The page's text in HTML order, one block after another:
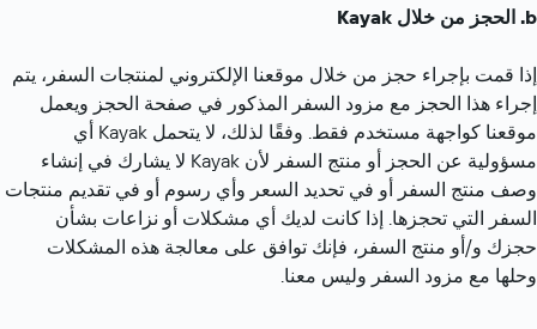
الحجز من خلال Kayak
إذا قمت بإجراء حجز من خلال موقعنا الإلكتروني لمنتجات السفر، يتم
إجراء هذا الحجز مع مزود السفر المذكور في صفحة الحجز ويعمل
موقعنا كواجهة مستخدم فقط. وفقًا لذلك، لا يتحمل Kayak أي
مسؤولية عن الحجز أو منتج السفر لأن Kayak لا يشارك في إنشاء
وصف منتج السفر أو في تحديد السعر وأي رسوم أو في تقديم منتجات
السفر التي تحجزها. إذا كانت لديك أي مشكلات أو نزاعات بشأن
حجزك و/أو منتج السفر، فإنك توافق على معالجة هذه المشكلات
وحلها مع مزود السفر وليس معنا.